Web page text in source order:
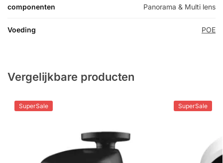
componenten Panorama & Multi lens
Voeding POE
Vergelijkbare producten
SuperSale SuperSale